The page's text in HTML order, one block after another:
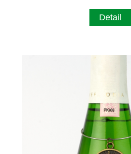
Detail